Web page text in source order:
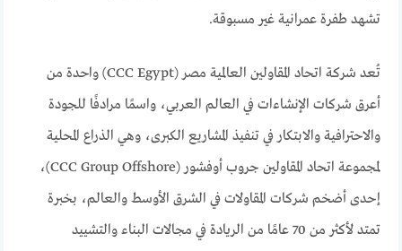
تشهد طفرة عمرانية غير مسبوقة.
تُعد شركة اتحاد المقاولين العالمية مصر (CCC Egypt) واحدة من
أعرق شركات الإنشاءات في العالم العربي، واسمًا مرادفًا للجودة
والاحترافية والابتكار في تنفيذ المشاريع الكبرى، وهي الذراع المحلية
لمجموعة اتحاد المقاولين جروب أوفشور (CCC Group Offshore)،
إحدى أضخم شركات المقاولات في الشرق الأوسط والعالم، بخبرة
تمتد لأكثر من 70 عامًا من الريادة في مجالات البناء والتشييد